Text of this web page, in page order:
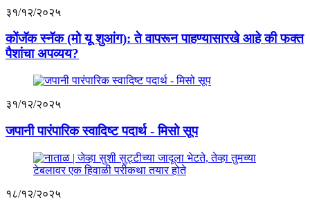
३१/१२/२०२५
कोंजॅक स्नॅक (मो यू शुआंग): ते वापरून पाहण्यासारखे आहे की फक्त
पैशांचा अपव्यय?
३१/१२/२०२५
जपानी पारंपारिक स्वादिष्ट पदार्थ - मिसो सूप
१८/१२/२०२५